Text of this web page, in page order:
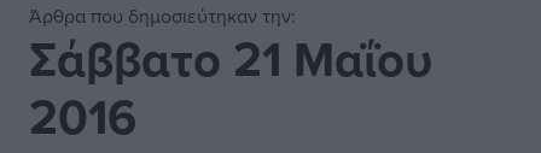
Άρθρα που δημοσιεύτηκαν την:
Σάββατο 21 Μαΐου
2016